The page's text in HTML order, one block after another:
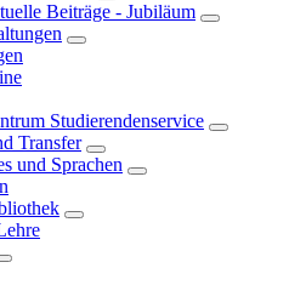
Beiträge - Jubiläum
Studierendenservice
Transfer
und Sprachen